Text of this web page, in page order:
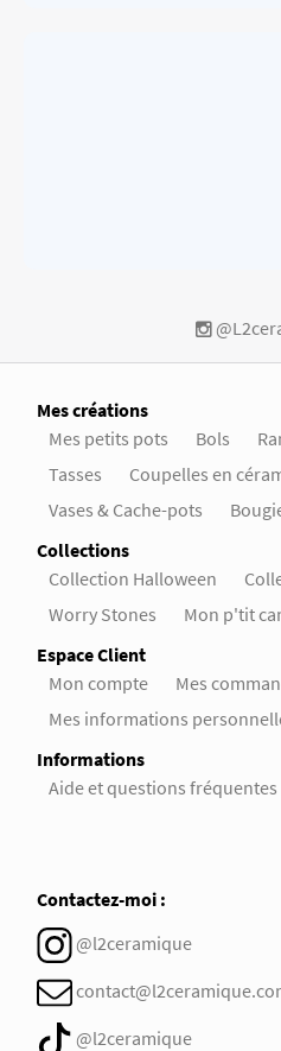
Mes créations
Mes petits pots
Bols
Tasses
Coupelles en
Vases & Cache-pots
Collections
Collection Halloween
Worry Stones
Mon p'tit
Espace Client
Mon compte
Mes
Mes informations
Informations
Aide et questions fréquentes
Contactez-moi :
@l2ceramique
@l2ceramique